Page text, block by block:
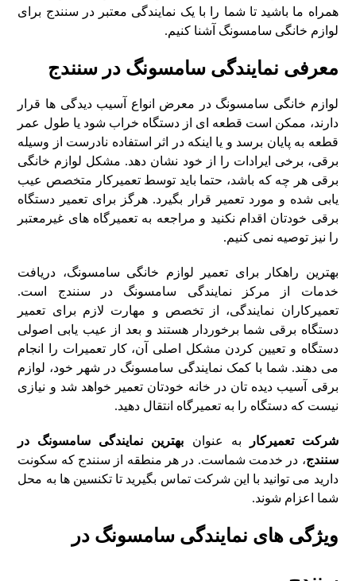
همراه ما باشید تا شما را با یک نمایندگی معتبر در سنندج برای
لوازم خانگی سامسونگ آشنا کنیم.
معرفی نمایندگی سامسونگ در سنندج
لوازم خانگی سامسونگ در معرض انواع آسیب دیدگی ها قرار
دارند، ممکن است قطعه ای از دستگاه خراب شود یا طول عمر
قطعه به پایان برسد و یا اینکه در اثر استفاده نادرست از وسیله
برقی، برخی ایرادات را از خود نشان دهد. مشکل لوازم خانگی
برقی هر چه که باشد، حتما باید توسط تعمیرکار متخصص عیب
یابی شده و مورد تعمیر قرار بگیرد. هرگز برای تعمیر دستگاه
برقی خودتان اقدام نکنید و مراجعه به تعمیرگاه های غیرمعتبر
را نیز توصیه نمی کنیم.
بهترین راهکار برای تعمیر لوازم خانگی سامسونگ، دریافت
خدمات از مرکز نمایندگی سامسونگ در سنندج است.
تعمیرکاران نمایندگی، از تخصص و مهارت لازم برای تعمیر
دستگاه برقی شما برخوردار هستند و بعد از عیب یابی اصولی
دستگاه و تعیین کردن مشکل اصلی آن، کار تعمیرات را انجام
می دهند. شما با کمک نمایندگی سامسونگ در شهر خود، لوازم
برقی آسیب دیده تان در خانه خودتان تعمیر خواهد شد و نیازی
نیست که دستگاه را به تعمیرگاه انتقال دهید.
شرکت تعمیرکار به عنوان بهترین نمایندگی سامسونگ در
سنندج، در خدمت شماست. در هر منطقه از سنندج که سکونت
دارید می توانید با این شرکت تماس بگیرید تا تکنسین ها به محل
شما اعزام شوند.
ویژگی های نمایندگی سامسونگ در